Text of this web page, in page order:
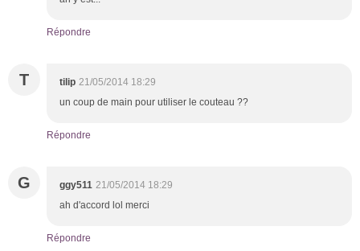
Répondre
T tilip 21/05/2014 18:29
un coup de main pour utiliser le couteau ??
Répondre
G ggy511 21/05/2014 18:29
ah d'accord lol merci
Répondre